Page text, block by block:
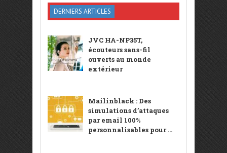
DERNIERS ARTICLES
JVC HA-NP35T,
écouteurs sans-fil
ouverts au monde
extérieur
Mailinblack : Des
simulations d’attaques
par email 100%
personnalisables pour ...